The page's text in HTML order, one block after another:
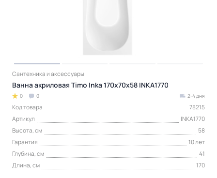
Сантехника и аксессуары
Ванна акриловая Timo Inka 170х70х58 INKA1770
0 0 2-4 дня
Код товара
78215
Артикул
INKA1770
Высота, см
58
Гарантия
10 лет
Глубина, см
41
Длина, см
170